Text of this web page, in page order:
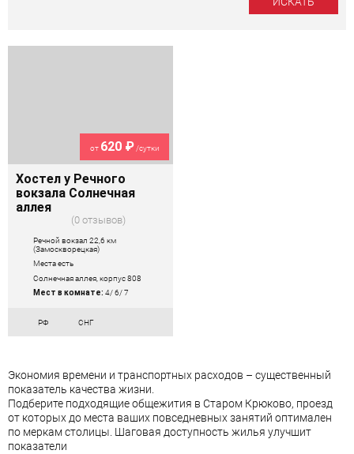
от 620 ₽/сутки
Хостел у Речного
вокзала Солнечная
аллея
0 отзывов
Речной вокзал 22,6 км
(Замоскворецкая)
Места есть
Солнечная аллея, корпус 808
Мест в комнате: 4/ 6/ 7
РФ СНГ
Экономия времени и транспортных расходов – существенный
показатель качества жизни.
Подберите подходящие общежития в Старом Крюково, проезд
от которых до места ваших повседневных занятий оптимален
по меркам столицы. Шаговая доступность жилья улучшит
показатели